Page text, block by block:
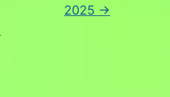
2025 →